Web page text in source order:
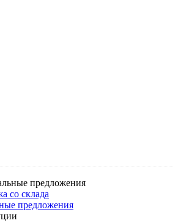
предложения
со склада
предложения